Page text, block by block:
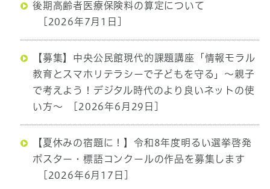
後期高齢者医療保険料の算定について
[2026年7月1日]
【募集】中央公民館現代的課題講座「情報モラル
教育とスマホリテラシーで子どもを守る」〜親子
で考えよう！デジタル時代のより良いネットの使
い方〜
[2026年6月29日]
【夏休みの宿題に！】令和8年度明るい選挙啓発
ポスター・標語コンクールの作品を募集します
[2026年6月17日]